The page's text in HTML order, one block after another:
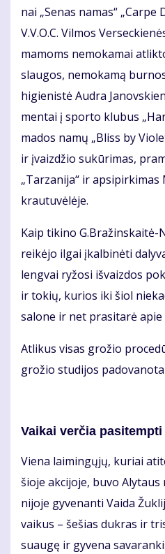
nai „Se­nas na­mas“ „Car­pe
V.V.O.C. Vil­mos
ma­moms ne­mo­ka­mai
slau­gos, ne­mo­ka­mą
hi­gie­nis­tė Aud­ra
men­tai į spor­to klu­bus
ma­dos na­mų „Bliss by
ir įvaiz­džio su­kū­ri­mas,
„Tar­za­ni­ja“ ir
krau­tu­vė­lė­je.
Kaip ti­ki­no
rei­kė­jo il­gai įkal­bi­nė­ti
leng­vai ry­žo­si iš­vaiz­dos
ir to­kių, ku­rios iki šiol
sa­lo­ne ir net pra­si­ta­rė apie
At­li­kus vi­sas gro­žio
gro­žio stu­di­jos
Vai­kai ver­čia
Vie­na lai­min­gų­jų, ku­riai
šio­je ak­ci­jo­je, bu­vo
ni­jo­je gy­ve­nan­ti Vai­da
vai­kus – še­šias duk­ras ir
su­au­gę ir gy­ve­na